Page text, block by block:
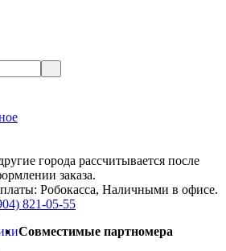
города рассчитывается после
заказа.
Робокасса, Наличными в офисе.
821-05-55
Совместимые партномера